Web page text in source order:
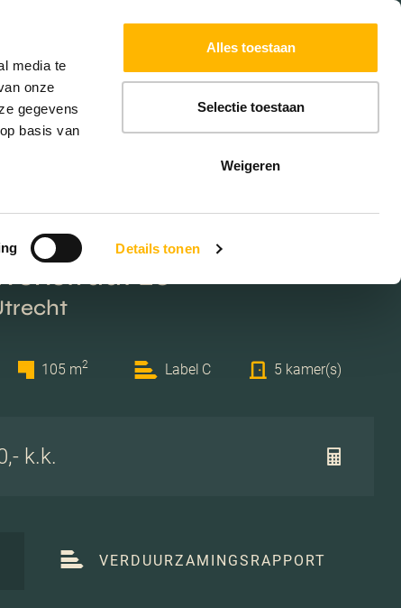
media te
onze
gegevens
basis van
Details tonen
Alles toestaan
Selectie toestaan
Weigeren
EXTRA DIENSTEN
20
105 m2 Label C 5 kamer(s)
k.k.
VERDUURZAMINGSRAPPORT